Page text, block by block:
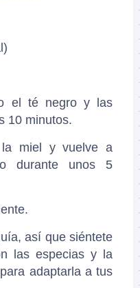
el té negro y las
10 minutos.
miel y vuelve a
durante unos 5
así que siéntete
las especias y la
adaptarla a tus